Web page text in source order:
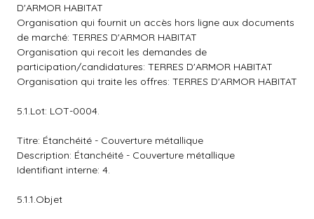
D'ARMOR HABITAT
Organisation qui fournit un accès hors ligne aux documents
de marché: TERRES D'ARMOR HABITAT
Organisation qui recoit les demandes de
participation/candidatures: TERRES D'ARMOR HABITAT
Organisation qui traite les offres: TERRES D'ARMOR HABITAT
5.1.Lot: LOT-0004.
Titre: Étanchéité - Couverture métallique
Description: Étanchéité - Couverture métallique
Identifiant interne: 4.
5.1.1.Objet